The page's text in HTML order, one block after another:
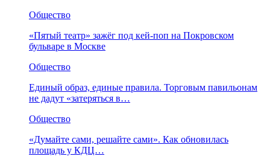
Общество
«Пятый театр» зажёг под кей-поп на Покровском
бульваре в Москве
Общество
Единый образ, единые правила. Торговым павильонам
не дадут «затеряться в…
Общество
«Думайте сами, решайте сами». Как обновилась
площадь у КДЦ…